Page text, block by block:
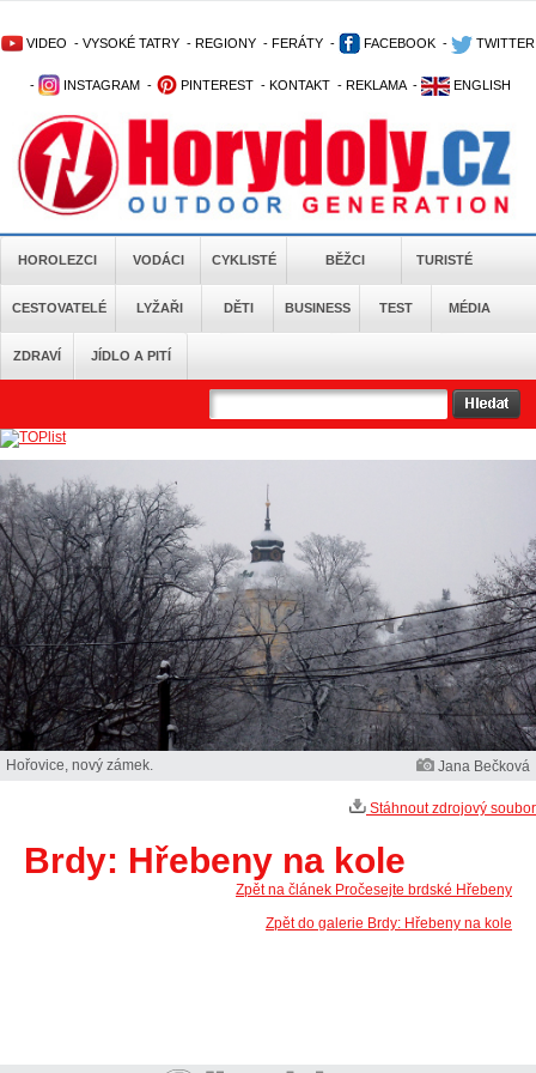
VIDEO - VYSOKÉ TATRY - REGIONY - FERÁTY - FACEBOOK - TWITTER
- INSTAGRAM - PINTEREST - KONTAKT - REKLAMA - ENGLISH
HOROLEZCI VODÁCI CYKLISTÉ BĚŽCI TURISTÉ
CESTOVATELÉ LYŽAŘI DĚTI BUSINESS TEST MÉDIA
ZDRAVÍ JÍDLO A PITÍ
Hořovice, nový zámek. Jana Bečková
Stáhnout zdrojový soubor
Brdy: Hřebeny na kole
Zpět na článek Pročesejte brdské Hřebeny
Zpět do galerie Brdy: Hřebeny na kole